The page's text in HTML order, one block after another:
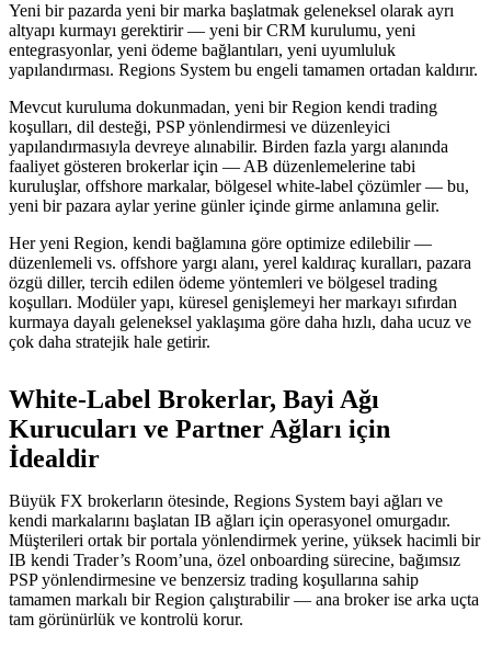
Yeni bir pazarda yeni bir marka başlatmak geleneksel olarak ayrı
altyapı kurmayı gerektirir — yeni bir CRM kurulumu, yeni
entegrasyonlar, yeni ödeme bağlantıları, yeni uyumluluk
yapılandırması. Regions System bu engeli tamamen ortadan kaldırır.
Mevcut kuruluma dokunmadan, yeni bir Region kendi trading
koşulları, dil desteği, PSP yönlendirmesi ve düzenleyici
yapılandırmasıyla devreye alınabilir. Birden fazla yargı alanında
faaliyet gösteren brokerlar için — AB düzenlemelerine tabi
kuruluşlar, offshore markalar, bölgesel white-label çözümler — bu,
yeni bir pazara aylar yerine günler içinde girme anlamına gelir.
Her yeni Region, kendi bağlamına göre optimize edilebilir —
düzenlemeli vs. offshore yargı alanı, yerel kaldıraç kuralları, pazara
özgü diller, tercih edilen ödeme yöntemleri ve bölgesel trading
koşulları. Modüler yapı, küresel genişlemeyi her markayı sıfırdan
kurmaya dayalı geleneksel yaklaşıma göre daha hızlı, daha ucuz ve
çok daha stratejik hale getirir.
White-Label Brokerlar, Bayi Ağı
Kurucuları ve Partner Ağları için
İdealdir
Büyük FX brokerların ötesinde, Regions System bayi ağları ve
kendi markalarını başlatan IB ağları için operasyonel omurgadır.
Müşterileri ortak bir portala yönlendirmek yerine, yüksek hacimli bir
IB kendi Trader’s Room’una, özel onboarding sürecine, bağımsız
PSP yönlendirmesine ve benzersiz trading koşullarına sahip
tamamen markalı bir Region çalıştırabilir — ana broker ise arka uçta
tam görünürlük ve kontrolü korur.